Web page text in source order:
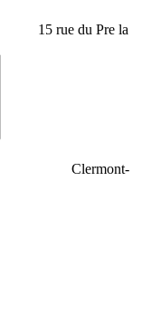
15 rue du Pre la
Clermont-